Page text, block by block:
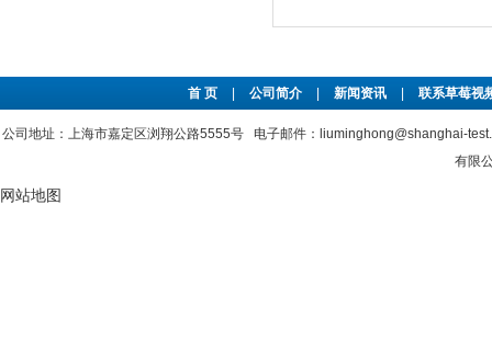
首 页 公司简介 新闻资讯 联系草莓视
公司地址：上海市嘉定区浏翔公路5555号 电子邮件：liuminghong@shanghai-
有限公
网站地图